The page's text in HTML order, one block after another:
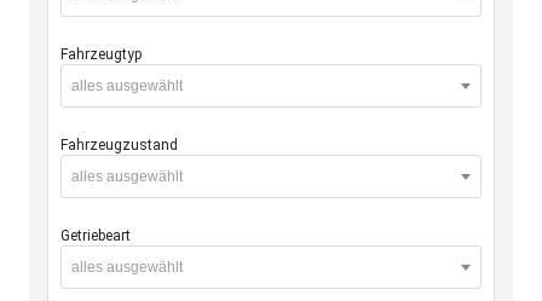
Fahrzeugtyp
alles ausgewählt
Fahrzeugzustand
alles ausgewählt
Getriebeart
alles ausgewählt